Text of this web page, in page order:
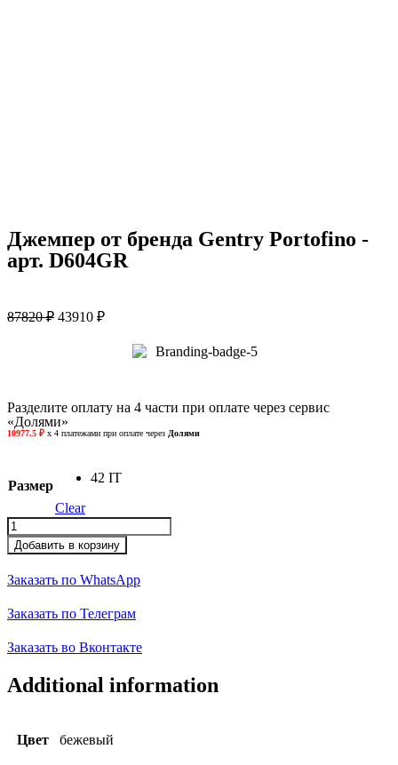
Джемпер от бренда Gentry Portofino -
арт. D604GR
87820₽ 43910 ₽
Разделите оплату на 4 части при оплате через сервис
«Долями»
Размер
42 IT
Clear
Джемпер
quantity
Добавить в корзину
Заказать по WhatsApp
Заказать по Телеграм
Заказать во Вконтакте
Additional information
Цвет бежевый